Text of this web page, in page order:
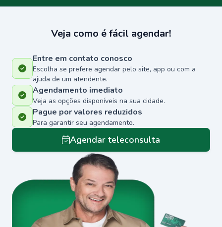
Veja como é fácil agendar!
Entre em contato conosco
Escolha se prefere agendar pelo site, app ou com a
ajuda de um atendente.
Agendamento imediato
Veja as opções disponíveis na sua cidade.
Pague por valores reduzidos
Para garantir seu agendamento.
Agendar teleconsulta